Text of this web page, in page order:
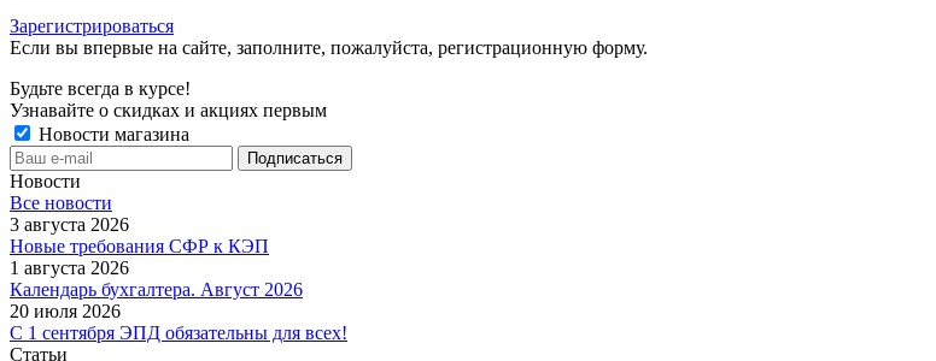
Зарегистрироваться
Если вы впервые на сайте, заполните, пожалуйста, регистрационную форму.
Будьте всегда в курсе!
Узнавайте о скидках и акциях первым
Новости магазина
Новости
Все новости
3 августа 2026
Новые требования СФР к КЭП
1 августа 2026
Календарь бухгалтера. Август 2026
20 июля 2026
С 1 сентября ЭПД обязательны для всех!
Статьи